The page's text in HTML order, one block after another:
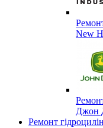
New
Джон
Ремонт